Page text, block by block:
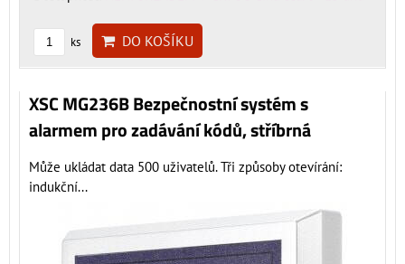
ks DO KOŠÍKU
XSC MG236B Bezpečnostní systém s
alarmem pro zadávání kódů, stříbrná
Může ukládat data 500 uživatelů. Tři způsoby otevírání:
indukční...